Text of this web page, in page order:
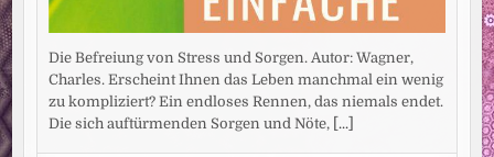
Die Befreiung von Stress und Sorgen. Autor: Wagner,
Charles. Erscheint Ihnen das Leben manchmal ein wenig
zu kompliziert? Ein endloses Rennen, das niemals endet.
Die sich auftürmenden Sorgen und Nöte, [...]